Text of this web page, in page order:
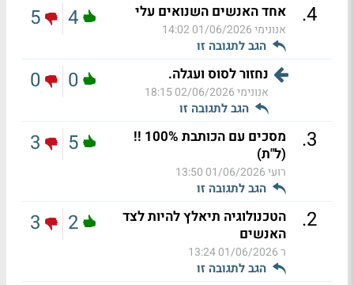
4
. אחד האנשים השנואים עלי
אנונימי01/06/2026 14:02
הגב לתגובה זו
4
5
נחזור לסוס ועגלה.
אנונימי02/06/2026 18:15
הגב לתגובה זו
0
0
3
.
מסכים עם הכותבת 100% !!
(ל"ת)
רועי01/06/2026 13:50
הגב לתגובה זו
5
3
2
.
הטכנולוגיה תיאלץ להיות לצד
האנשים
ר01/06/2026 13:24
הגב לתגובה זו
2
3